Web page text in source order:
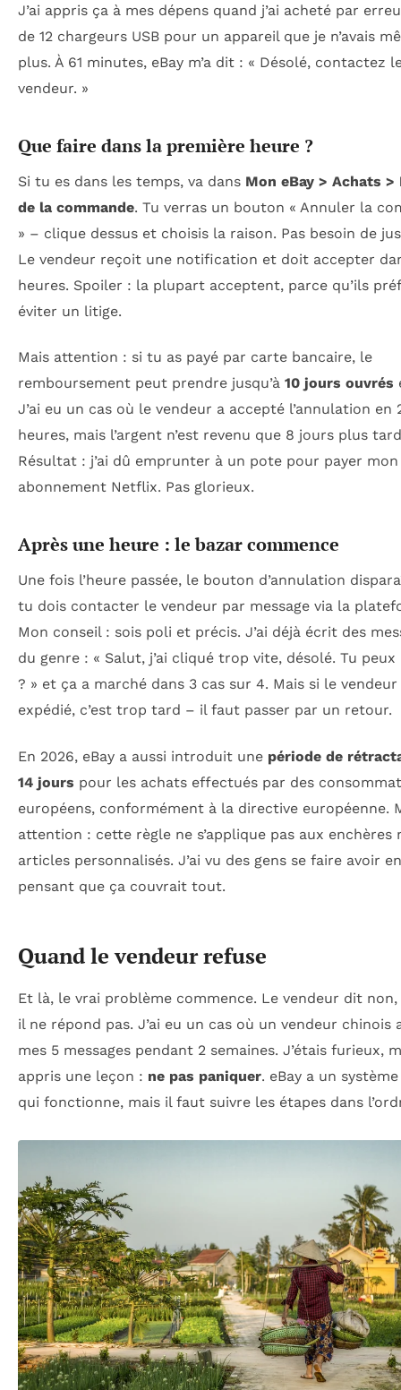
J’ai appris ça à mes dépens quand j’ai acheté par
de 12 chargeurs USB pour un appareil que je n’avais
plus. À 61 minutes, eBay m’a dit : « Désolé, contactez
vendeur. »
Que faire dans la première heure ?
Si tu es dans les temps, va dans Mon eBay > Achats >
de la commande. Tu verras un bouton « Annuler la
» – clique dessus et choisis la raison. Pas besoin de
Le vendeur reçoit une notification et doit accepter
heures. Spoiler : la plupart acceptent, parce qu’ils
éviter un litige.
Mais attention : si tu as payé par carte bancaire, le
remboursement peut prendre jusqu’à 10 jours ouvrés
J’ai eu un cas où le vendeur a accepté l’annulation en
heures, mais l’argent n’est revenu que 8 jours plus
Résultat : j’ai dû emprunter à un pote pour payer mon
abonnement Netflix. Pas glorieux.
Après une heure : le bazar commence
Une fois l’heure passée, le bouton d’annulation
tu dois contacter le vendeur par message via la
Mon conseil : sois poli et précis. J’ai déjà écrit des
du genre : « Salut, j’ai cliqué trop vite, désolé. Tu
? » et ça a marché dans 3 cas sur 4. Mais si le vendeur
expédié, c’est trop tard – il faut passer par un retour.
En 2026, eBay a aussi introduit une période de
14 jours pour les achats effectués par des
européens, conformément à la directive européenne.
attention : cette règle ne s’applique pas aux enchères
articles personnalisés. J’ai vu des gens se faire avoir en
pensant que ça couvrait tout.
Quand le vendeur refuse
Et là, le vrai problème commence. Le vendeur dit
il ne répond pas. J’ai eu un cas où un vendeur chinois
mes 5 messages pendant 2 semaines. J’étais furieux,
appris une leçon : ne pas paniquer. eBay a un
qui fonctionne, mais il faut suivre les étapes dans